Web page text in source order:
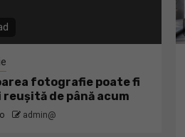
fotografie poate fi
reușită de până acum
admin@